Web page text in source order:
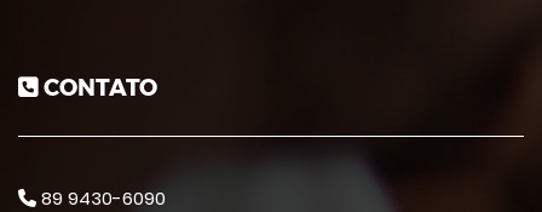
CONTATO
89 9430-6090